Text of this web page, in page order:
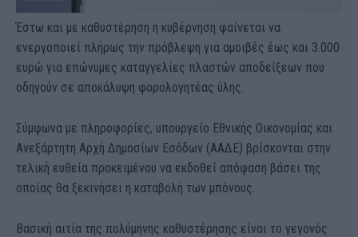
Έστω και με καθυστέρηση η κυβέρνηση φαίνεται να
ενεργοποιεί πλήρως την πρόβλεψη για αμοιβές έως και 3.000
ευρώ για επώνυμες καταγγελίες πλαστών αποδείξεων που
οδηγούν σε αποκάλυψη φορολογητέας ύλης.
Σύμφωνα με πληροφορίες, υπουργείο Εθνικής Οικονομίας και
Ανεξάρτητη Αρχή Δημοσίων Εσόδων (ΑΑΔΕ) βρίσκονται στην
τελική ευθεία προκειμένου να εκδοθεί απόφαση βάσει της
οποίας θα ξεκινήσει η καταβολή των μπόνους.
Βασική αιτία της πολύμηνης καθυστέρησης είναι το γεγονός